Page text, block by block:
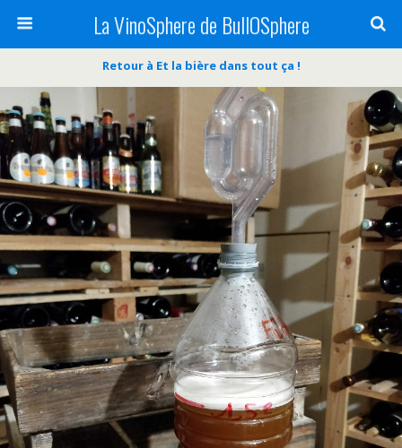
La VinoSphere de BullOSphere
Retour à Et la bière dans tout ça !